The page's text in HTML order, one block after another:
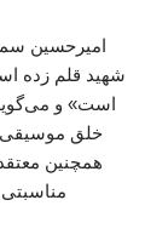
امیرحسین
شهید قلم زده
است» و
خلق موسیقی
همچنین